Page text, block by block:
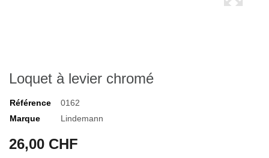
Loquet à levier chromé
Référence
0162
Marque
Lindemann
26,00 CHF